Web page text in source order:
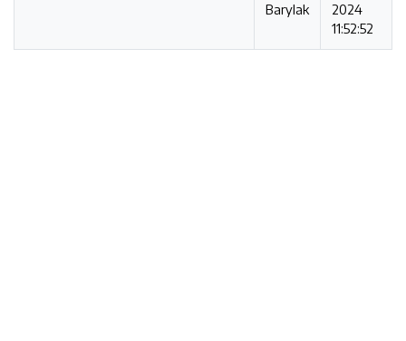
Barylak
2024
11:52:52